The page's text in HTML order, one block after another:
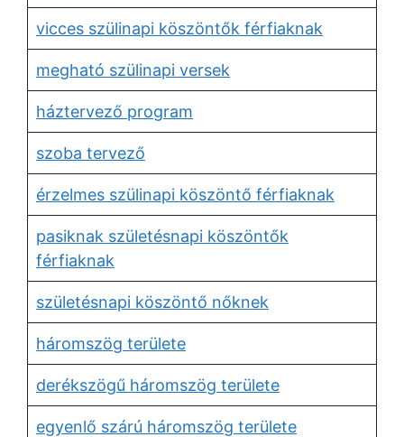
vicces szülinapi köszöntők férfiaknak
megható szülinapi versek
háztervező program
szoba tervező
érzelmes szülinapi köszöntő férfiaknak
pasiknak születésnapi köszöntők
férfiaknak
születésnapi köszöntő nőknek
háromszög területe
derékszögű háromszög területe
egyenlő szárú háromszög területe